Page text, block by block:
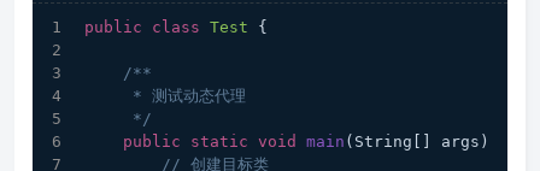
public class Test {
/**
     * 测试动态代理
     */
public
static void main (String[] args)
// 创建目标类